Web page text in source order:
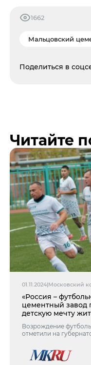
1662
Мальцовский
Поделиться в
Читайте
01.11.2024|Московский
«Россия –
цементный завод
детскую мечту
Возрождение
отметили на